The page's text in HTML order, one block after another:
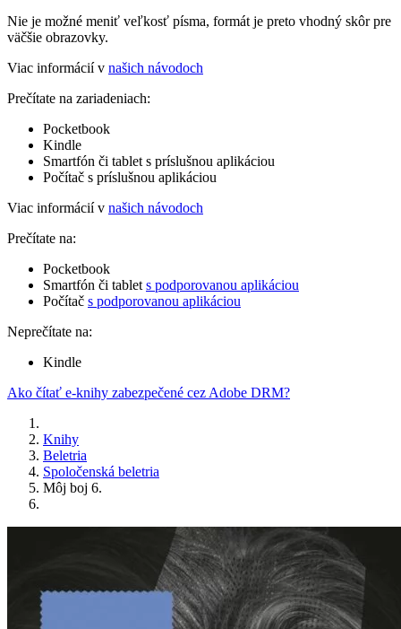
Nie je možné meniť veľkosť písma, formát je preto vhodný skôr pre
väčšie obrazovky.
Viac informácií v našich návodoch
Prečítate na zariadeniach:
Pocketbook
Kindle
Smartfón či tablet s príslušnou aplikáciou
Počítač s príslušnou aplikáciou
Viac informácií v našich návodoch
Prečítate na:
Pocketbook
Smartfón či tablet s podporovanou aplikáciou
Počítač s podporovanou aplikáciou
Neprečítate na:
Kindle
Ako čítať e-knihy zabezpečené cez Adobe DRM?
Knihy
Beletria
Spoločenská beletria
Môj boj 6.